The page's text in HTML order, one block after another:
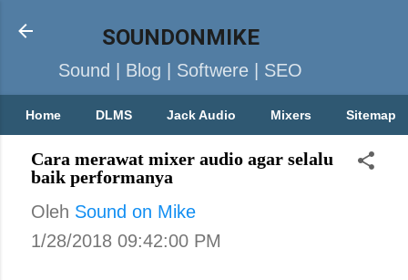
SOUNDONMIKE
Sound | Blog | Softwere | SEO
Home DLMS Jack Audio Mixers Sitemap
Cara merawat mixer audio agar selalu
baik performanya
Oleh Sound on Mike
1/28/2018 09:42:00 PM